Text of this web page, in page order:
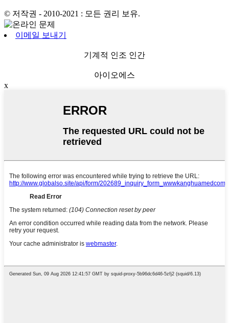
© 저작권 - 2010-2021 : 모든 권리 보유.
이메일 보내기
기계적 인조 인간
아이오에스
x